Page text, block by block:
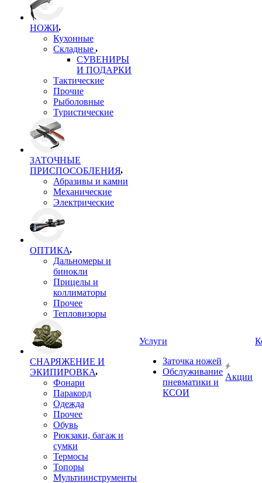
НОЖИ
Кухонные
Складные
СУВЕНИРЫ
И ПОДАРКИ
Тактические
Прочие
Рыболовные
Туристические
ЗАТОЧНЫЕ
ПРИСПОСОБЛЕНИЯ
Абразивы и камни
Механические
Электрические
ОПТИКА
Дальномеры и
бинокли
Прицелы и
коллиматоры
Прочее
Тепловизоры
СНАРЯЖЕНИЕ И
ЭКИПИРОВКА
Фонари
Паракорд
Одежда
Прочее
Обувь
Рюкзаки, багаж и
сумки
Термосы
Топоры
Мультиинструменты
Услуги
Заточка ножей
Обслуживание
пневматики и
КСОИ
Акции